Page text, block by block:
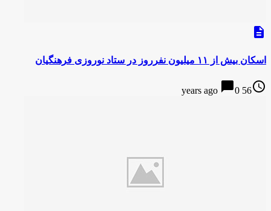
description
اسکان بیش از ۱۱ میلیون نفرروز در ستاد نوروزی فرهنگیان
access_time
56 years ago
chat_bubble0